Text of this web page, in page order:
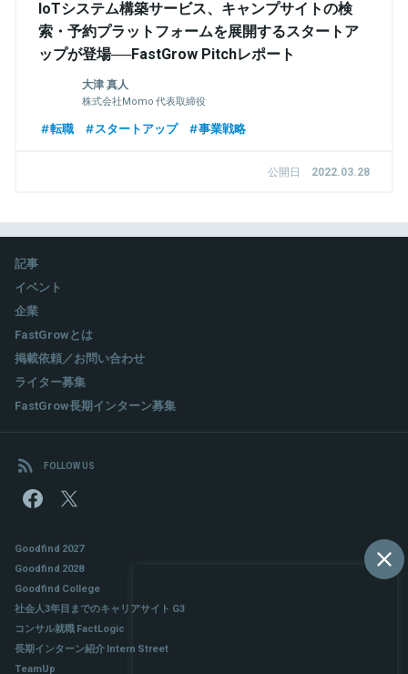
IoTシステム構築サービス、キャンプサイトの検
索・予約プラットフォームを展開するスタートア
ップが登場──FastGrow Pitchレポート
大津 真人
株式会社Momo 代表取締役
転職 スタートアップ 事業戦略
公開日 2022.03.28
記事
イベント
企業
FastGrowとは
掲載依頼／お問い合わせ
ライター募集
FastGrow長期インターン募集
FOLLOW US
Goodfind 2027
Goodfind 2028
Goodfind College
社会人3年目までのキャリアサイト G3
コンサル就職 FactLogic
長期インターン紹介 Intern Street
TeamUp